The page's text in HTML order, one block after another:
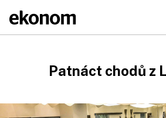
Patnáct chodů z